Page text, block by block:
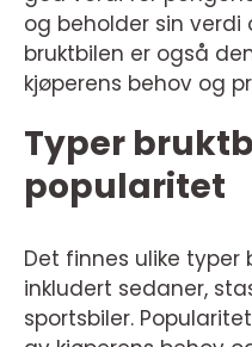
og beholder sin verdi
bruktbilen er også
kjøperens behov og
Typer
popularitet
Det finnes ulike typer
inkludert sedaner,
sportsbiler.